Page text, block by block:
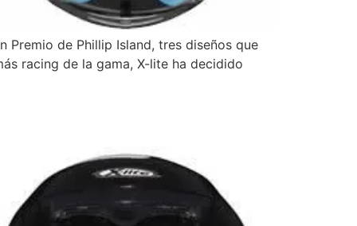
Premio de Phillip Island, tres diseños que
racing de la gama, X-lite ha decidido